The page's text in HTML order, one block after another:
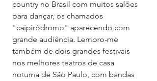
country no Brasil com muitos salões
para dançar, os chamados
"caipiródromo" aparecendo com
grande audiência. Lembro-me
também de dois grandes festivais
nos melhores teatros de casa
noturna de São Paulo, com bandas